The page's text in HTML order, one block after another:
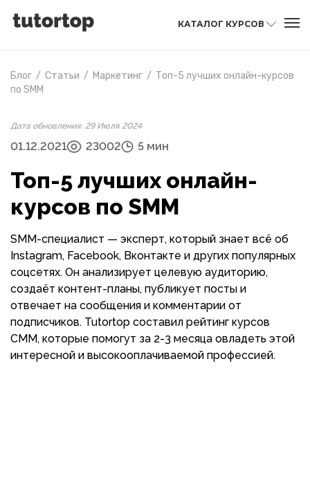
КАТАЛОГ КУРСОВ
Блог / Статьи / Маркетинг / Топ-5 лучших онлайн-курсов
по SMM
Дата обновления: 29 Июля 2024
01.12.2021 23002 5 мин
Топ-5 лучших онлайн-
курсов по SMM
SMM-специалист — эксперт, который знает всё об
Instagram, Facebook, Вконтакте и других популярных
соцсетях. Он анализирует целевую аудиторию,
создаёт контент-планы, публикует посты и
отвечает на сообщения и комментарии от
подписчиков. Tutortop составил рейтинг курсов
СММ, которые помогут за 2-3 месяца овладеть этой
интересной и высокооплачиваемой профессией.